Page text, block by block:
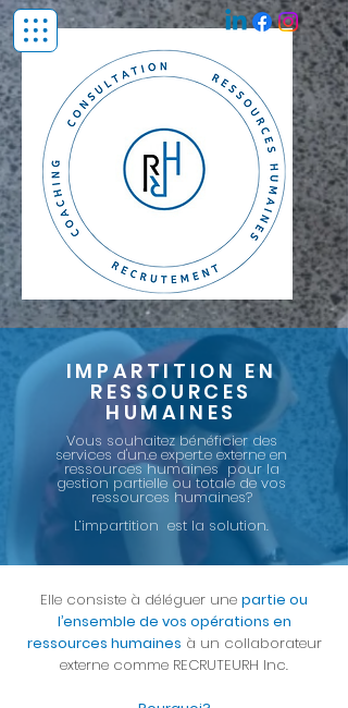
IMPARTITION EN
RESSOURCES
HUMAINES
Vous souhaitez bénéficier des
services d'un.e expert.e externe en
ressources humaines pour la
gestion partielle ou totale de vos
ressources humaines?
L’impartition est la solution.
Elle consiste à déléguer une partie ou
l’ensemble de vos opérations en
ressources humaines à un collaborateur
externe comme RECRUTEURH Inc.